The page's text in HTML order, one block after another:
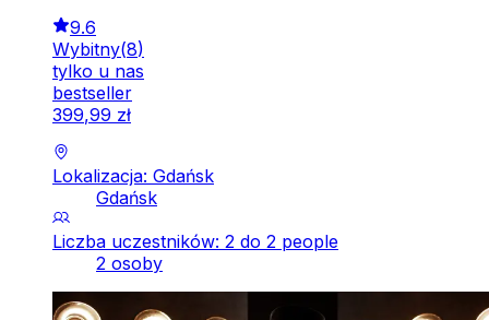
9.6
Wybitny(8)
tylko u nas
bestseller
399,99 zł
Lokalizacja: Gdańsk
Gdańsk
Liczba uczestników: 2 do 2 people
2 osoby